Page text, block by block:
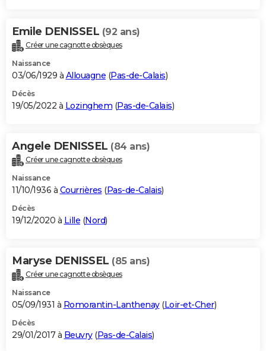
Emile DENISSEL (92 ans)
Créer une cagnotte obsèques
Naissance
03/06/1929 à Allouagne (Pas-de-Calais)
Décès
19/05/2022 à Lozinghem (Pas-de-Calais)
Angele DENISSEL (84 ans)
Créer une cagnotte obsèques
Naissance
11/10/1936 à Courrières (Pas-de-Calais)
Décès
19/12/2020 à Lille (Nord)
Maryse DENISSEL (85 ans)
Créer une cagnotte obsèques
Naissance
05/09/1931 à Romorantin-Lanthenay(Loir-et-Cher)
Décès
29/01/2017 à Beuvry(Pas-de-Calais)